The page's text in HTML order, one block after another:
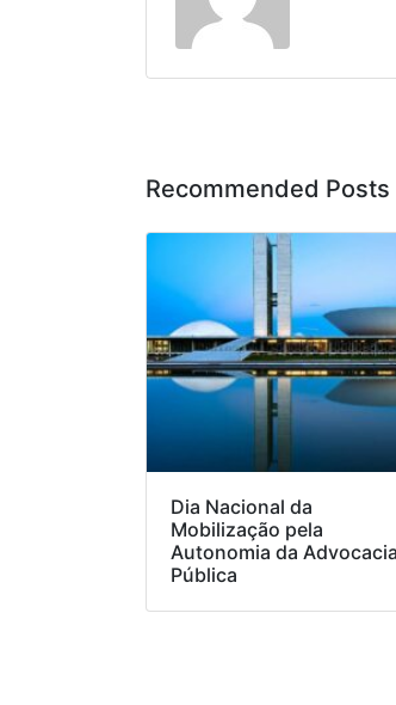
Recommended Posts
Dia Nacional da
Mobilização pela
Autonomia da Advocacia
Pública